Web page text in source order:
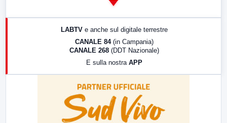
LABTV e anche sul digitale terrestre
CANALE 84 (in Campania)
CANALE 268 (DDT Nazionale)
E sulla nostra APP